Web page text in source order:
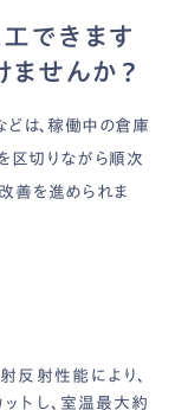
できます
せんか？
は、稼働中の倉庫
区切りながら順次
善を進められま
反射性能により、
トし、室温最大約